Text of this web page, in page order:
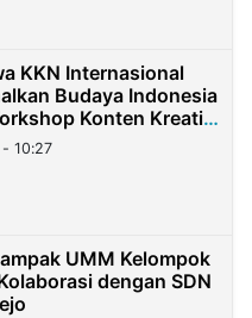
KKN Internasional
Budaya Indonesia
Konten Kreatif
10:27
UMM Kelompok
dengan SDN